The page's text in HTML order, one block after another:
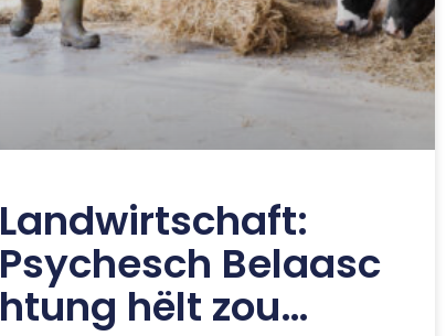
Landwirtschaft:
Psychesch Belaasc
htung hëlt zou…